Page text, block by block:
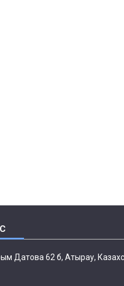
Датова 62 б, Атырау,